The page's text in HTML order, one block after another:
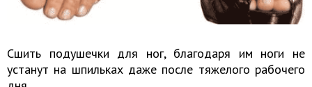
Сшить подушечки для ног, благодаря им ноги не
устанут на шпильках даже после тяжелого рабочего